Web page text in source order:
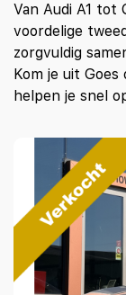
Van Audi A1 tot
voordelige
zorgvuldig
Kom je uit
helpen je snel